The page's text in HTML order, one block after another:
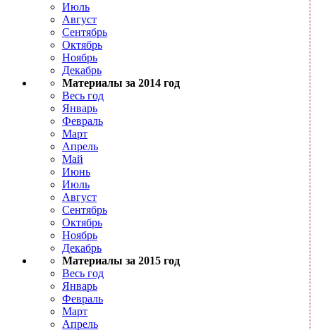
Июль
Август
Сентябрь
Октябрь
Ноябрь
Декабрь
Материалы за 2014 год
Весь год
Январь
Февраль
Март
Апрель
Май
Июнь
Июль
Август
Сентябрь
Октябрь
Ноябрь
Декабрь
Материалы за 2015 год
Весь год
Январь
Февраль
Март
Апрель